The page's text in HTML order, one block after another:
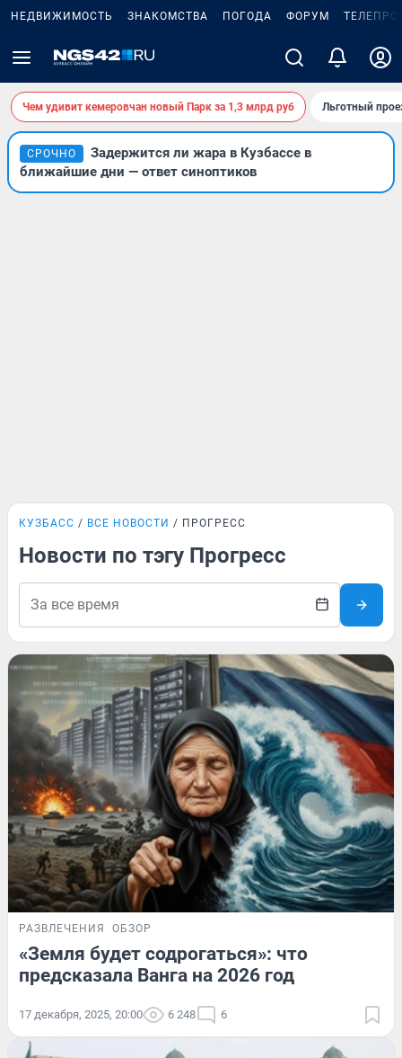
НЕДВИЖИМОСТЬ ЗНАКОМСТВА ПОГОДА ФОРУМ
Чем удивит кемеровчан новый Парк за 1,3 млрд руб Льготный
СРОЧНО
Задержится ли жара в Кузбассе в
ближайшие дни — ответ синоптиков
КУЗБАСС ВСЕ НОВОСТИ ПРОГРЕСС
Новости по тэгу Прогресс
РАЗВЛЕЧЕНИЯ ОБЗОР
«Земля будет содрогаться»: что
предсказала Ванга на 2026 год
17 декабря, 2025, 20:00 6 248 6